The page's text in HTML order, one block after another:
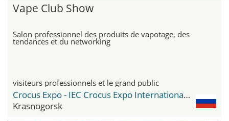
Vape Club Show
Salon professionnel des produits de vapotage, des
tendances et du networking
visiteurs professionnels et le grand public
Crocus Expo - IEC Crocus Expo International Exhibition Centre
Krasnogorsk